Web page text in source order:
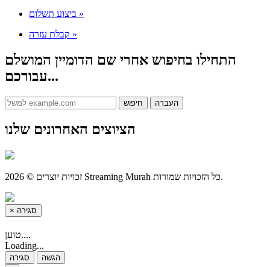
»
»
התחילו בחיפוש אחרי שם הדומיין המושלם
עבורכם...
הציוצים האחרונים שלנו
זכויות יוצרים © 2026 Streaming Murah כל הזכויות שמורות.
× סגירה
טוען....
Loading...
סגירה
הגשה